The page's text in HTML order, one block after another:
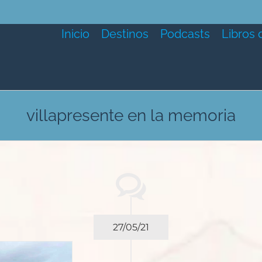
Inicio Destinos Podcasts Libros
villapresente en la memoria
27/05/21